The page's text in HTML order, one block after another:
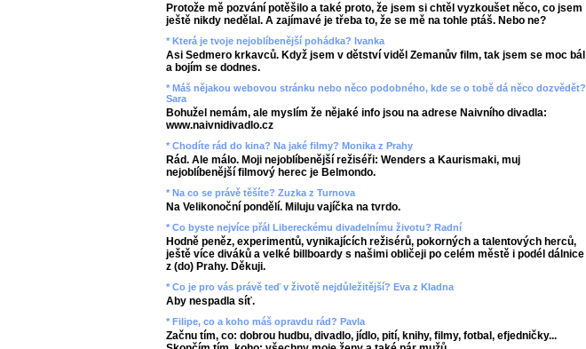
Protože mě pozvání potěšilo a také proto, že jsem si chtěl vyzkoušet něco, co jsem
ještě nikdy nedělal. A zajímavé je třeba to, že se mě na tohle ptáš. Nebo ne?
* Která je tvoje nejoblíbenější pohádka? Ivanka
Asi Sedmero krkavců. Když jsem v dětství viděl Zemanův film, tak jsem se moc bál
a bojím se dodnes.
* Máš nějakou webovou stránku nebo něco podobného, kde se o tobě dá něco dozvědět?
Sara
Bohužel nemám, ale myslím že nějaké info jsou na adrese Naivního divadla:
www.naivnidivadlo.cz
* Chodíte rád do kina? Na jaké filmy? Monika z Prahy
Rád. Ale málo. Moji nejoblíbenější režiséři: Wenders a Kaurismaki, muj
nejoblíbenější filmový herec je Belmondo.
* Na co se právě těšíte? Zuzka z Turnova
Na Velikonoční pondělí. Miluju vajíčka na tvrdo.
* Co byste nejvíce přál Libereckému divadelnímu životu? Radní
Hodně peněz, experimentů, vynikajících režisérů, pokorných a talentových herců,
ještě více diváků a velké billboardy s našimi obličeji po celém městě i podél dálnice
z (do) Prahy. Děkuji.
* Co je pro vás právě teď v životě nejdůležitější? Eva z Kladna
Aby nespadla síť.
* Filipe, co a koho máš opravdu rád? Pavla
Začnu tím, co: dobrou hudbu, divadlo, jídlo, pití, knihy, filmy, fotbal, efjedničky...